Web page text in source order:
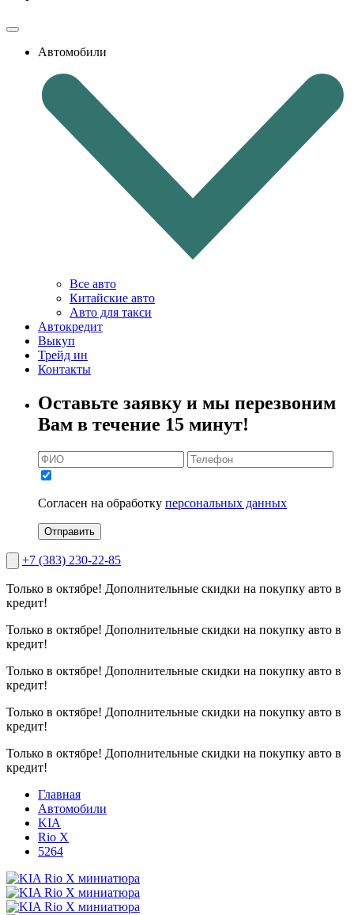
Автомобили
Все авто
Китайские авто
Авто для такси
Автокредит
Выкуп
Трейд ин
Контакты
Оставьте заявку и мы перезвоним
Вам в течение 15 минут!
Согласен на обработку персональных данных
Отправить
+7 (383) 230-22-85
Только в октябре! Дополнительные скидки на покупку авто в
кредит!
Только в октябре! Дополнительные скидки на покупку авто в
кредит!
Только в октябре! Дополнительные скидки на покупку авто в
кредит!
Только в октябре! Дополнительные скидки на покупку авто в
кредит!
Только в октябре! Дополнительные скидки на покупку авто в
кредит!
Главная
Автомобили
KIA
Rio X
5264